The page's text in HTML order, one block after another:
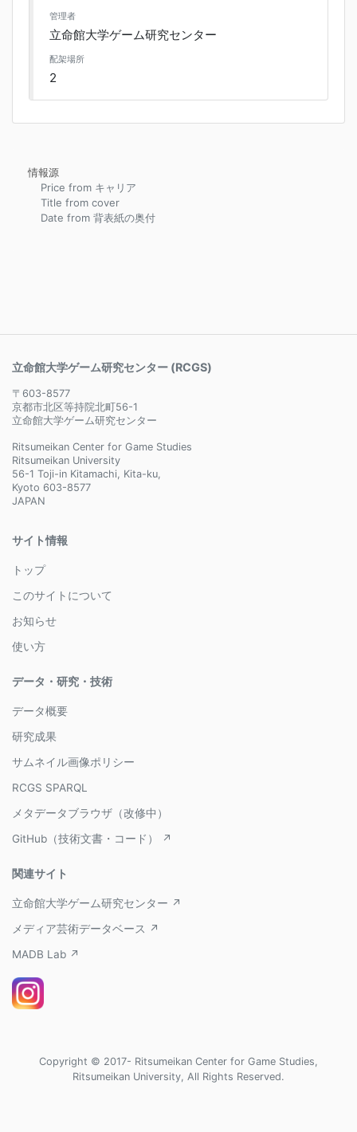
管理者
立命館大学ゲーム研究センター
配架場所
2
情報源
Price from キャリア
Title from cover
Date from 背表紙の奥付
立命館大学ゲーム研究センター (RCGS)
〒603-8577
京都市北区等持院北町56-1
立命館大学ゲーム研究センター
Ritsumeikan Center for Game Studies
Ritsumeikan University
56-1 Toji-in Kitamachi, Kita-ku,
Kyoto 603-8577
JAPAN
サイト情報
トップ
このサイトについて
お知らせ
使い方
データ・研究・技術
データ概要
研究成果
サムネイル画像ポリシー
RCGS SPARQL
メタデータブラウザ（改修中）
GitHub（技術文書・コード） ↗
関連サイト
立命館大学ゲーム研究センター ↗
メディア芸術データベース ↗
MADB Lab ↗
Copyright © 2017- Ritsumeikan Center for Game Studies,
Ritsumeikan University, All Rights Reserved.